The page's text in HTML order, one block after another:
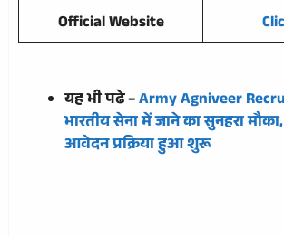
Official Website
यह भी पढे –Army Agniveer
भारतीय सेना में जाने का सुनहरा
आवेदन प्रक्रिया हुआ शुरू